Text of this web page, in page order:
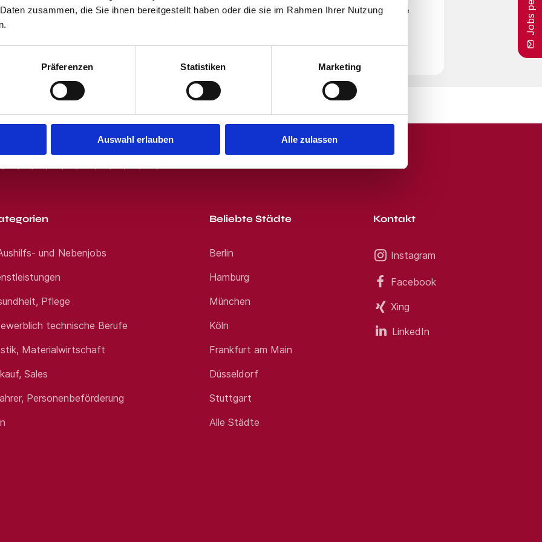
zusammen, die Sie ihnen bereitgestellt haben oder die sie im Rahmen Ihrer Nutzung
Präferenzen Statistiken Marketing
Auswahl erlauben Alle zulassen
E-Mail: Jetzt bewerben Smart-recruiting.de - Das Jobportal für
*Für jede qualifizierte Bewerbung von Ihnen, lassen wir drei Bäume
Projects Jetzt bewerben pflanzen.
dem Klicken des "Jobangebote per E-Mail"-Buttons stimmst Du unseren Nutzungsbedingungen zu. Beachte
von uns passende Jobangebote per E-Mail. Du kannst Dich jeder Zeit von unserem E-Mail-Service
und Nebenjobs
Pflege
technische Berufe
Materialwirtschaft
Sales
Personenbeförderung
Beliebte Städte
Berlin
Hamburg
München
Köln
Frankfurt am Main
Düsseldorf
Stuttgart
Alle Städte
Kontakt
Instagram
Facebook
Xing
LinkedIn